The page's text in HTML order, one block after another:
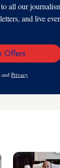
all our
and live
Email
Offers
and Privacy